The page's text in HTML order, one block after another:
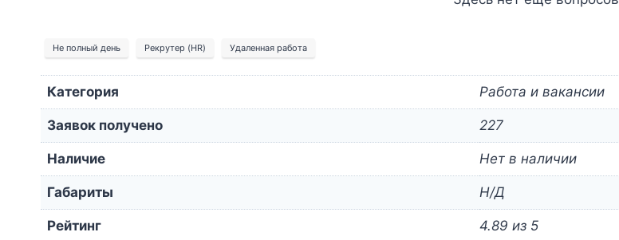
Не полный день Рекрутер (HR) Удаленная работа
Категория Работа и вакансии
Заявок получено 227
Наличие Нет в наличии
Габариты Н/Д
Рейтинг 4.89 из 5